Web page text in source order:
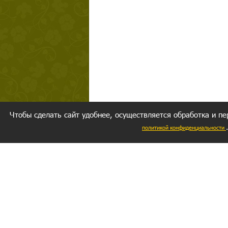
Чтобы сделать сайт удобнее, осуществляется обработка и
политикой конфиденциальности